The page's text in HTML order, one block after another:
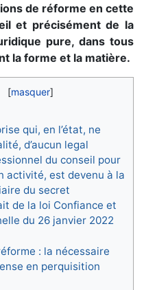
de réforme en cette
et précisément de la
pure, dans tous
la forme et la matière.
qui, en l’état, ne
d’aucun legal
du conseil pour
activité, est devenu à la
du secret
de la loi Confiance et
du 26 janvier 2022
: la nécessaire
en perquisition